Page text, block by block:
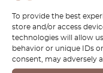
To provide the best
store and/or access
technologies will allow
behavior or unique IDs
consent, may adversely
Clé à filtre à huile auto-
ajustable à 3 mâchoires